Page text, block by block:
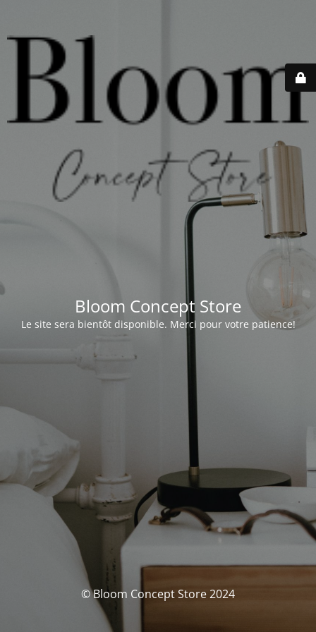
Bloom Concept Store
Le site sera bientôt disponible. Merci pour votre patience!
© Bloom Concept Store 2024